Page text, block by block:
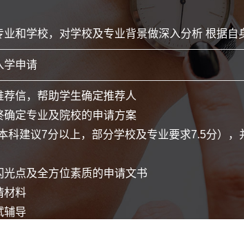
和学校，对学校及专业背景做深入分析 根据自
学申请
信，帮助学生确定推荐人
定专业及院校的申请方案
科建议7分以上，部分学校及专业要求7.5分）
点及全方位素质的申请文书
材料
辅导